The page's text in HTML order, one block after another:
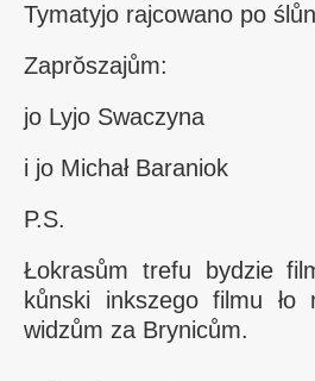
Tymatyjo rajcowano po
Zaprŏszajům:
jo Lyjo Swaczyna
i jo Michał Baraniok
P.S.
Łokrasům trefu bydzie
kůnski inkszego filmu
widzům za Brynicům.